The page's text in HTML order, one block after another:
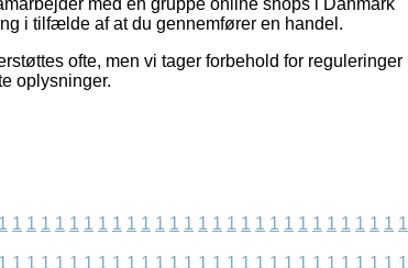
i tilfælde af at du gennemfører en handel.
ofte, men vi tager forbehold for reguleringer
oplysninger.
1 1 1 1 1 1 1 1 1 1 1 1 1 1 1 1 1 1 1 1 1 1 1 1 1 1 1 1 1
1 1 1 1 1 1 1 1 1 1 1 1 1 1 1 1 1 1 1 1 1 1 1 1 1 1 1 1 1